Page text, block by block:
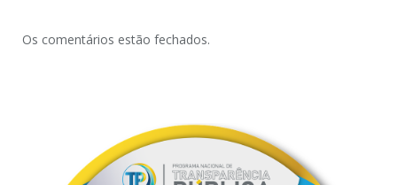
Os comentários estão fechados.